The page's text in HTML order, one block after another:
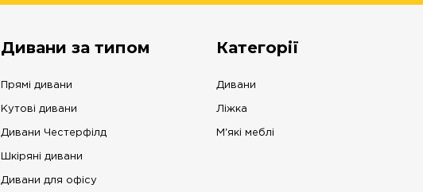
Дивани за типом
Прямі дивани
Кутові дивани
Дивани Честерфілд
Шкіряні дивани
Дивани для офісу
Категорії
Дивани
Ліжка
М'які меблі